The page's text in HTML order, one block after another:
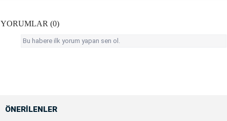
YORUMLAR (0)
Bu habere ilk yorum yapan sen ol.
ÖNERİLENLER